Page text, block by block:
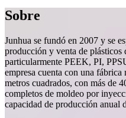
Sobre
Junhua se fundó en 2007 y se
producción y venta de plásticos
particularmente PEEK, PI,
empresa cuenta con una
metros cuadrados, con más de
completos de moldeo por
capacidad de producción anual